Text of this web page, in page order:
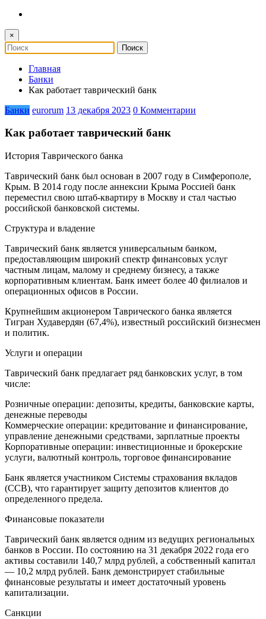
×
Главная
Банки
Как работает таврический банк
Банки eurorum 13 декабря 2023 0 Комментарии
Как работает таврический банк
История Таврического банка
Таврический банк был основан в 2007 году в Симферополе,
Крым. В 2014 году после аннексии Крыма Россией банк
переместил свою штаб-квартиру в Москву и стал частью
российской банковской системы.
Структура и владение
Таврический банк является универсальным банком,
предоставляющим широкий спектр финансовых услуг
частным лицам, малому и среднему бизнесу, а также
корпоративным клиентам. Банк имеет более 40 филиалов и
операционных офисов в России.
Крупнейшим акционером Таврического банка является
Тигран Худавердян (67,4%), известный российский бизнесмен
и политик.
Услуги и операции
Таврический банк предлагает ряд банковских услуг, в том
числе:
Розничные операции: депозиты, кредиты, банковские карты,
денежные переводы
Коммерческие операции: кредитование и финансирование,
управление денежными средствами, зарплатные проекты
Корпоративные операции: инвестиционные и брокерские
услуги, валютный контроль, торговое финансирование
Банк является участником Системы страхования вкладов
(ССВ), что гарантирует защиту депозитов клиентов до
определенного предела.
Финансовые показатели
Таврический банк является одним из ведущих региональных
банков в России. По состоянию на 31 декабря 2022 года его
активы составили 140,7 млрд рублей, а собственный капитал
— 10,2 млрд рублей. Банк демонстрирует стабильные
финансовые результаты и имеет достаточный уровень
капитализации.
Санкции